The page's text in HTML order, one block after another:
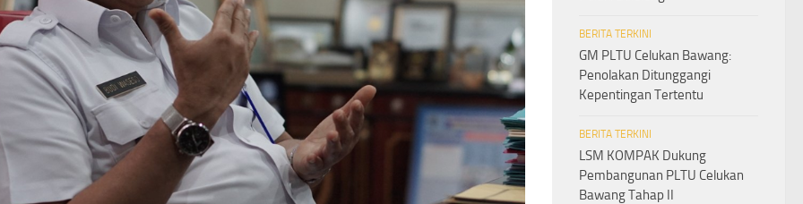
BERITA TERKINI
GM PLTU Celukan Bawang:
Penolakan Ditunggangi
Kepentingan Tertentu
BERITA TERKINI
LSM KOMPAK Dukung
Pembangunan PLTU Celukan
Bawang Tahap II